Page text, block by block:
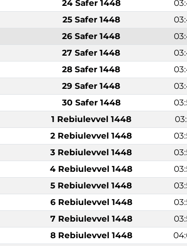
24 Safer 1448
25 Safer 1448
26 Safer 1448
27 Safer 1448
28 Safer 1448
29 Safer 1448
30 Safer 1448
1 Rebiulevvel 1448
2 Rebiulevvel 1448
3 Rebiulevvel 1448
4 Rebiulevvel 1448
5 Rebiulevvel 1448
6 Rebiulevvel 1448
7 Rebiulevvel 1448
8 Rebiulevvel 1448